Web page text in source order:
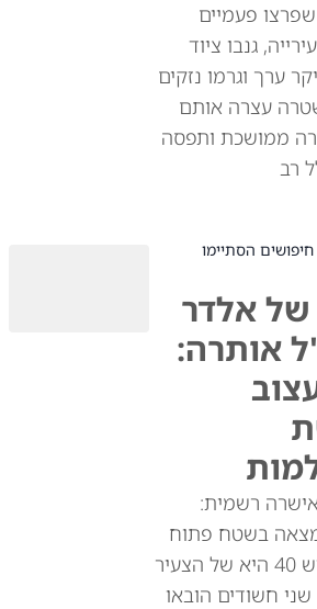
שפרצו פעמיים
גנבו ציוד
ערך וגרמו נזקים
עצרה אותם
ממושכת ותפסה
רב
הסתיימו
של אלדר
אותרה:
רשמית:
בשטח פתוח
סמוך לכביש 40 היא של הצעיר
חשודים הובאו